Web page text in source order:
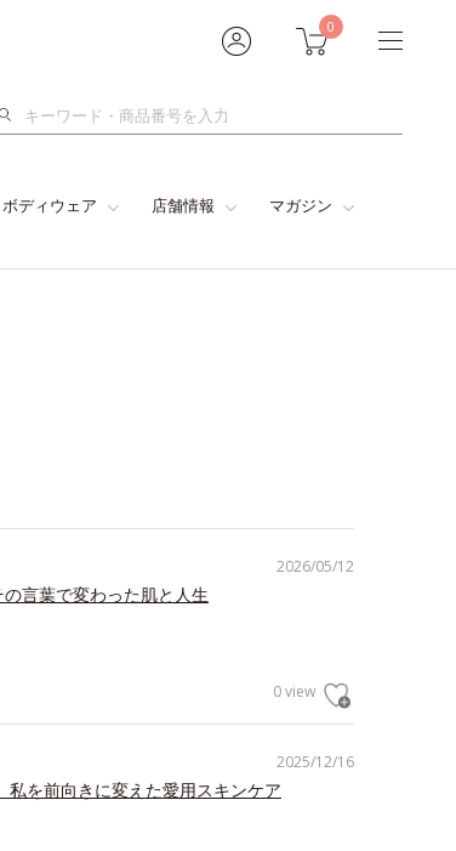
0
検
ボディウェア 店舗情報 マガジン
2026/05/12
言葉で変わった肌と人生
0 view
2025/12/16
私を前向きに変えた愛用スキンケア